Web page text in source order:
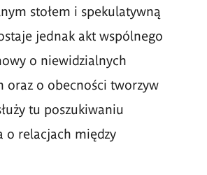
stołem i spekulatywną
jednak akt wspólnego
o niewidzialnych
oraz o obecności tworzyw
tu poszukiwaniu
o relacjach między